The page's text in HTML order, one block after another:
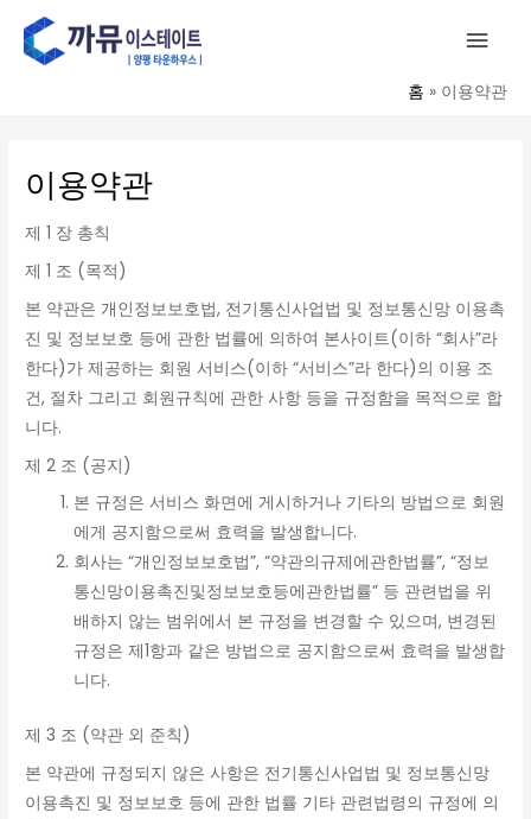
메
인
홈 이용약관
이용약관
제 1 장 총칙
제 1 조 (목적)
본 약관은 개인정보보호법, 전기통신사업법 및 정보통신망 이용촉
진 및 정보보호 등에 관한 법률에 의하여 본사이트(이하 “회사”라
한다)가 제공하는 회원 서비스(이하 “서비스”라 한다)의 이용 조
건, 절차 그리고 회원규칙에 관한 사항 등을 규정함을 목적으로 합
니다.
제 2 조 (공지)
본 규정은 서비스 화면에 게시하거나 기타의 방법으로 회원
에게 공지함으로써 효력을 발생합니다.
회사는 “개인정보보호법”, “약관의규제에관한법률”, “정보
통신망이용촉진및정보보호등에관한법률” 등 관련법을 위
배하지 않는 범위에서 본 규정을 변경할 수 있으며, 변경된
규정은 제1항과 같은 방법으로 공지함으로써 효력을 발생합
니다.
제 3 조 (약관 외 준칙)
본 약관에 규정되지 않은 사항은 전기통신사업법 및 정보통신망
이용촉진 및 정보보호 등에 관한 법률 기타 관련법령의 규정에 의